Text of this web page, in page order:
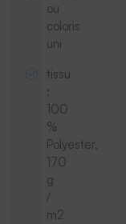
ou
coloris
uni
tissu
:
100
%
Polyester,
170
g
/
m2